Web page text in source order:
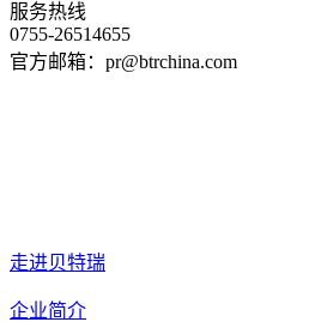
服务热线
0755-26514655
官方邮箱：pr@btrchina.com
走进贝特瑞
企业简介